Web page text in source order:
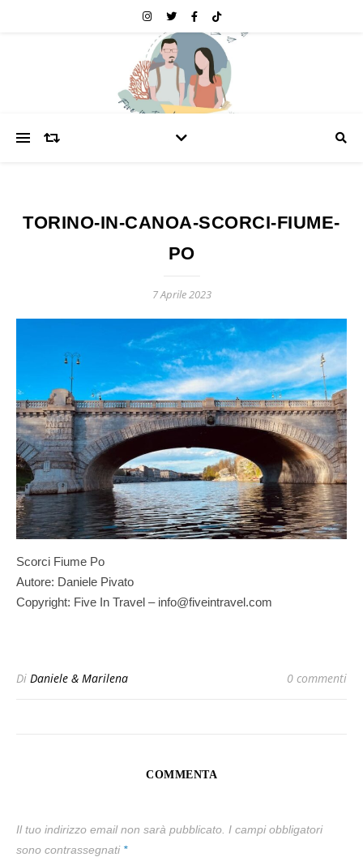
TORINO-IN-CANOA-SCORCI-FIUME-
PO
7 Aprile 2023
Scorci Fiume Po
Autore: Daniele Pivato
Copyright: Five In Travel – info@fiveintravel.com
Di Daniele & Marilena 0 commenti
COMMENTA
Il tuo indirizzo email non sarà pubblicato. I campi obbligatori
sono contrassegnati *